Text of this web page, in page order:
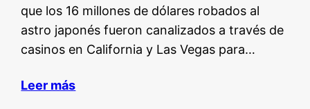
que los 16 millones de dólares robados al
astro japonés fueron canalizados a través de
casinos en California y Las Vegas para…
Leer más